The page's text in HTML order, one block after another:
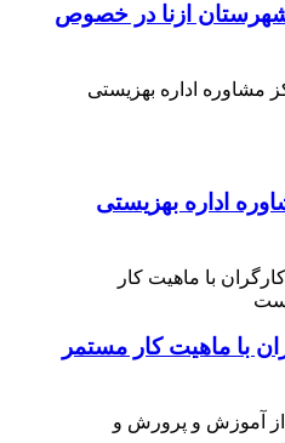
ازنا در خصوص
اداره بهزیستی
با ماهیت کار مستمر